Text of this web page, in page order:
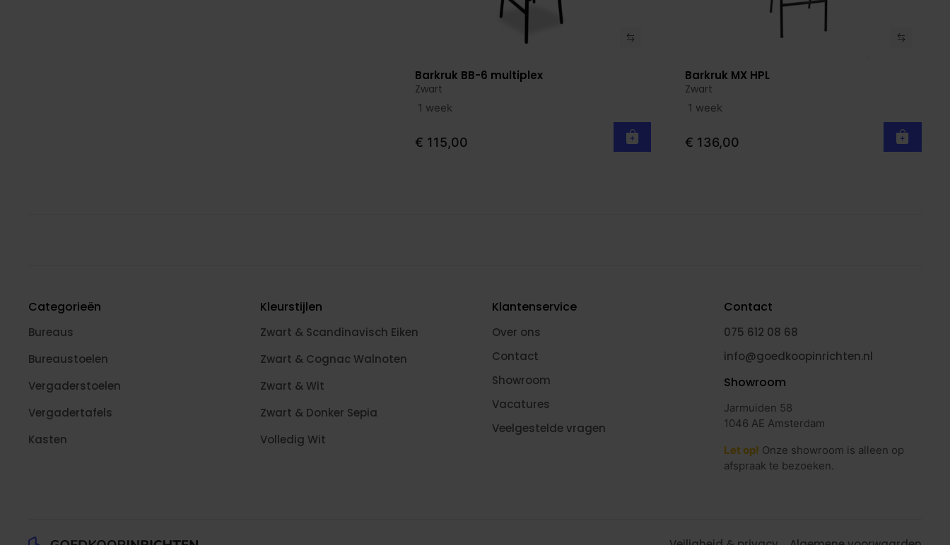
Bekijk product
Barkruk BB-6 multiplex
Zwart
1 week
€ 115,00
Bekijk product
Barkruk MX HPL
Zwart
1 week
€ 136,00
Categorieën
Bureaus
Bureaustoelen
Vergaderstoelen
Vergadertafels
Kasten
Kleurstijlen
Zwart & Scandinavisch Eiken
Zwart & Cognac Walnoten
Zwart & Wit
Zwart & Donker Sepia
Volledig Wit
Klantenservice
Over ons
Contact
Showroom
Vacatures
Veelgestelde vragen
Contact
075 612 08 68
info@goedkoopinrichten.nl
Showroom
Jarmuiden 58
1046 AE Amsterdam
Let op! Onze showroom is alleen op
afspraak te bezoeken.